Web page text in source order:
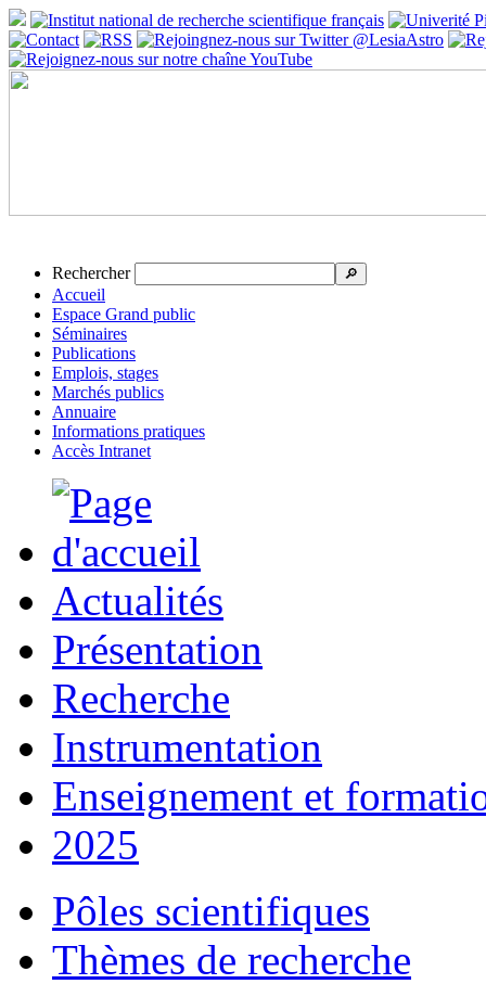
Rechercher 🔎
Accueil
Espace Grand public
Séminaires
Publications
Emplois, stages
Marchés publics
Annuaire
Informations pratiques
Accès Intranet
Actualités
Présentation
Recherche
Instrumentation
Enseignement et
2025
Pôles scientifiques
Thèmes de recherche